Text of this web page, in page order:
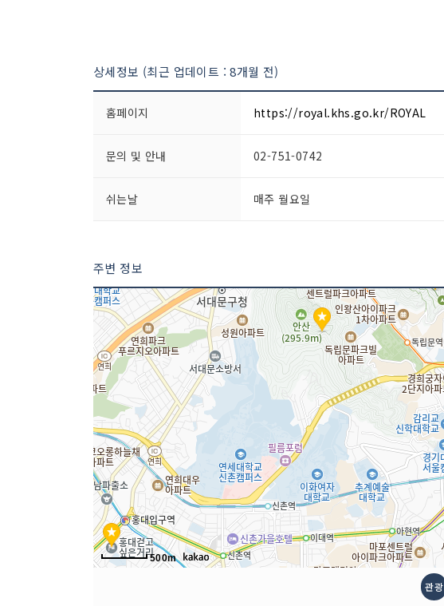
상세정보 (최근 업데이트 : 8개월 전)
홈페이지 https://royal.khs.go.kr/ROYAL
문의 및 안내 02-751-0742
쉬는날 매주 월요일
주변 정보
500m
관광